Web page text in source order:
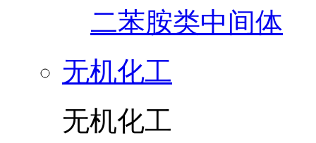
二苯胺类中间体
无机化工
无机化工